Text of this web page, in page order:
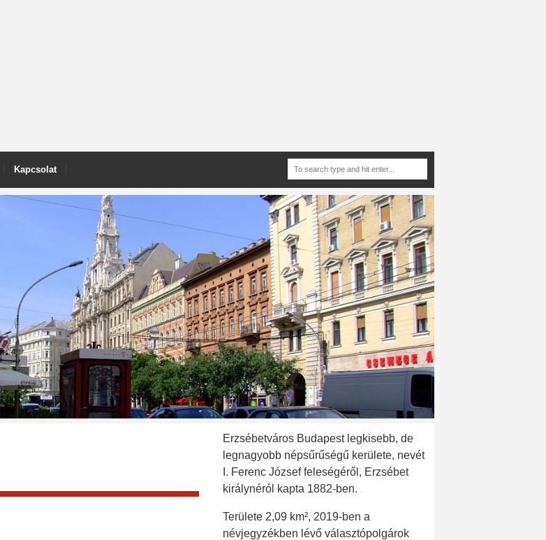
Kapcsolat
Erzsébetváros Budapest legkisebb, de
legnagyobb népsűrűségű kerülete, nevét
I. Ferenc József feleségéről, Erzsébet
királynéról kapta 1882-ben.
Területe 2,09 km², 2019-ben a
névjegyzékben lévő választópolgárok